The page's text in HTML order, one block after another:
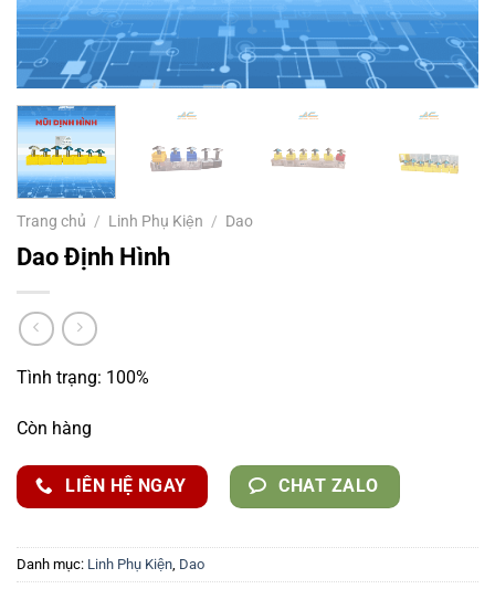
Trang chủ / Linh Phụ Kiện / Dao
Dao Định Hình
Tình trạng: 100%
Còn hàng
LIÊN HỆ NGAY CHAT ZALO
Danh mục: Linh Phụ Kiện, Dao